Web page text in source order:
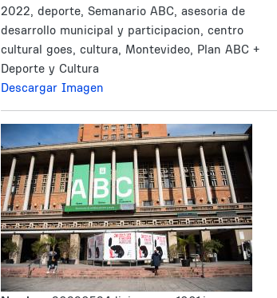
2022, deporte, Semanario ABC, asesoria de
desarrollo municipal y participacion, centro
cultural goes, cultura, Montevideo, Plan ABC +
Deporte y Cultura
Descargar Imagen